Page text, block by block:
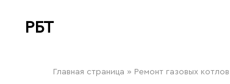
РБТ
bitovayatehnika
Главная страница » Ремонт газовых котлов